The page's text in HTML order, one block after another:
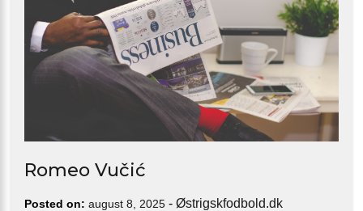
Romeo Vučić
Posted on: august 8, 2025 - Østrigskfodbold.dk